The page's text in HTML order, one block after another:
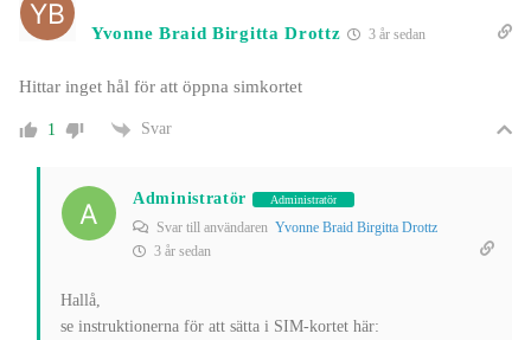
Yvonne Braid Birgitta Drottz 3 år sedan
Hittar inget hål för att öppna simkortet
1 Svar
Administratör Administratör
Svar till användaren Yvonne Braid Birgitta Drottz
3 år sedan
Hallå,
se instruktionerna för att sätta i SIM-kortet här: